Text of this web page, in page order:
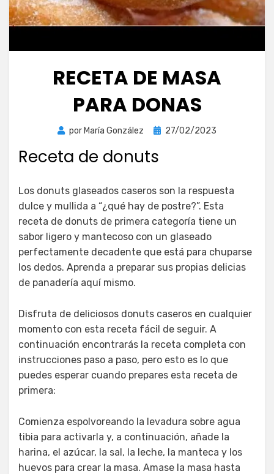
RECETA DE MASA
PARA DONAS
por María González
Publicada
27/02/2023
Receta de donuts
Los donuts glaseados caseros son la respuesta
dulce y mullida a “¿qué hay de postre?”. Esta
receta de donuts de primera categoría tiene un
sabor ligero y mantecoso con un glaseado
perfectamente decadente que está para chuparse
los dedos. Aprenda a preparar sus propias delicias
de panadería aquí mismo.
Disfruta de deliciosos donuts caseros en cualquier
momento con esta receta fácil de seguir. A
continuación encontrarás la receta completa con
instrucciones paso a paso, pero esto es lo que
puedes esperar cuando prepares esta receta de
primera:
Comienza espolvoreando la levadura sobre agua
tibia para activarla y, a continuación, añade la
harina, el azúcar, la sal, la leche, la manteca y los
huevos para crear la masa. Amase la masa hasta